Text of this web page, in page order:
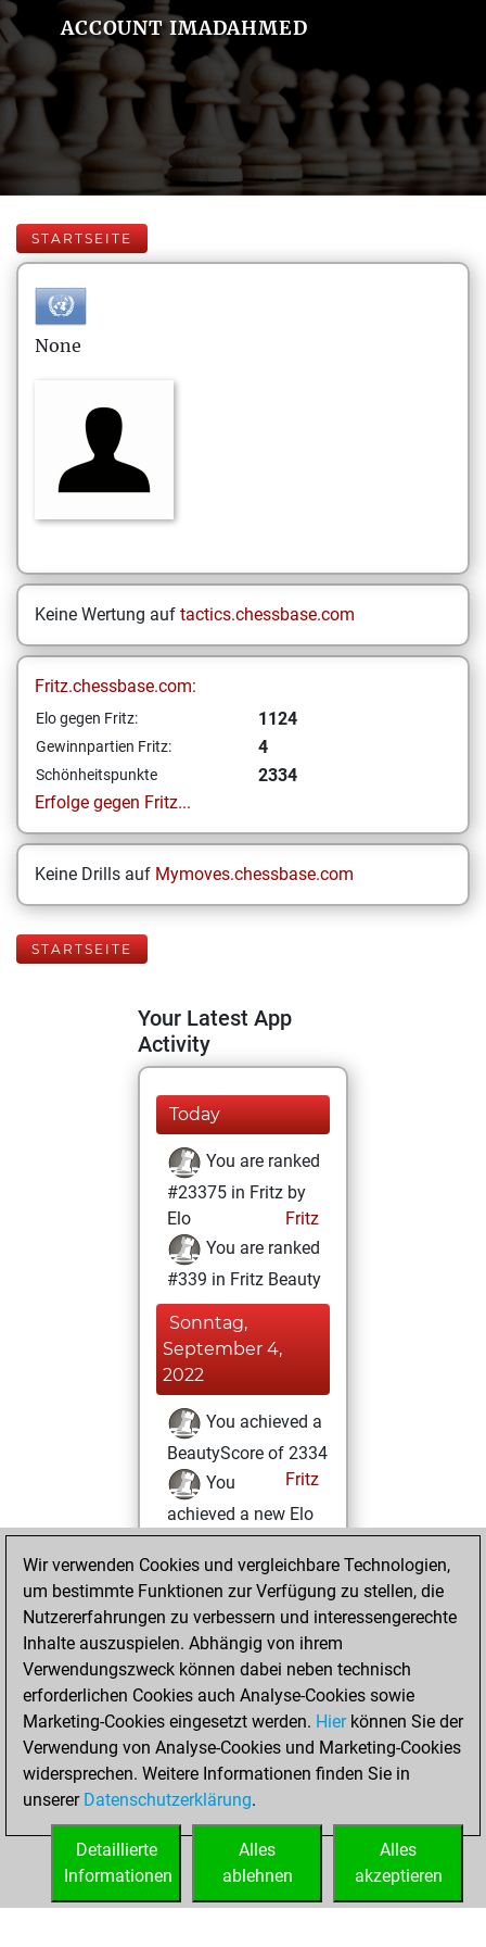
ACCOUNT IMADAHMED
STARTSEITE
None
Keine Wertung auf tactics.chessbase.com
Fritz.chessbase.com:
Elo gegen Fritz: 1124
Gewinnpartien Fritz: 4
Schönheitspunkte
2334
Erfolge gegen Fritz...
Keine Drills auf Mymoves.chessbase.com
STARTSEITE
Your Latest App
Activity
Today
You are ranked
#23375 in Fritz by
Elo
Fritz
You are ranked
#339 in Fritz Beauty
Sonntag,
September 4,
2022
You achieved a
BeautyScore of 2334
Fritz
You
achieved a new Elo
of 1124
Montag, Februar
15, 2021
You won
against Fritz
Fritz
Sonntag, Februar
7, 2021
You created
your Fritz account
Wir verwenden Cookies und vergleichbare Technologien,
um bestimmte Funktionen zur Verfügung zu stellen, die
Nutzererfahrungen zu verbessern und interessengerechte
Inhalte auszuspielen. Abhängig von ihrem
Verwendungszweck können dabei neben technisch
erforderlichen Cookies auch Analyse-Cookies sowie
Marketing-Cookies eingesetzt werden. Hierkönnen Sie der
Verwendung von Analyse-Cookies und Marketing-Cookies
widersprechen. Weitere Informationen finden Sie in
unserer Datenschutzerklärung.
Alles
akzeptieren
Alles
ablehnen
Detaillierte
Informationen